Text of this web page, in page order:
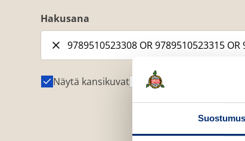
Suostumus
Hakusana
Näytä kansikuvat Näytä tekijäkuvat